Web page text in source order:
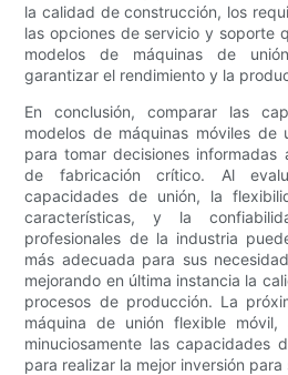
la calidad de construcción, los
las opciones de servicio y soporte
modelos de máquinas de
garantizar el rendimiento y la
En conclusión, comparar las
modelos de máquinas móviles de
para tomar decisiones
de fabricación crítico. Al
capacidades de unión, la
características, y la
profesionales de la industria
más adecuada para sus
mejorando en última instancia la
procesos de producción. La
máquina de unión flexible móvil,
minuciosamente las capacidades
para realizar la mejor inversión para